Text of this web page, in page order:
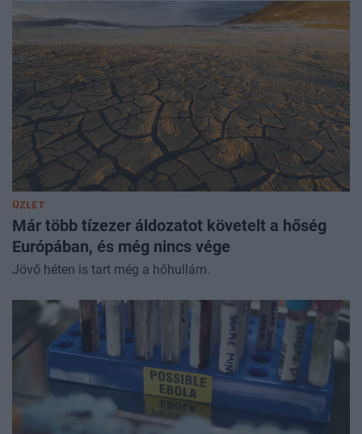
ÜZLET
Már több tízezer áldozatot követelt a hőség
Európában, és még nincs vége
Jövő héten is tart még a hőhullám.